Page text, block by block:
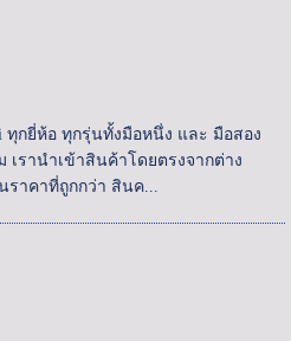
ทุกยี่ห้อ ทุกรุ่นทั้งมือหนึ่ง และ มือสอง
รานำเข้าสินค้าโดยตรงจากต่าง
ราคาที่ถูกกว่า สินค...